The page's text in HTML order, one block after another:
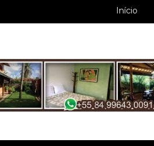
Início